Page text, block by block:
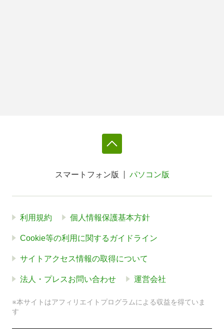
スマートフォン版 パソコン版
利用規約 個人情報保護基本方針
Cookie等の利用に関するガイドライン
サイトアクセス情報の取得について
法人・プレスお問い合わせ 運営会社
※本サイトはアフィリエイトプログラムによる収益を得ていま
す